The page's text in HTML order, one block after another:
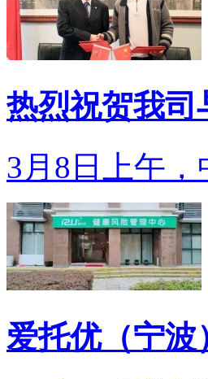
热烈祝贺我司
3月8日上午
爱托优（宁波